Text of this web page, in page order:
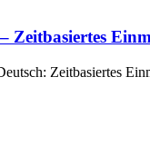
Zeitbasiertes
Zeitbasiertes